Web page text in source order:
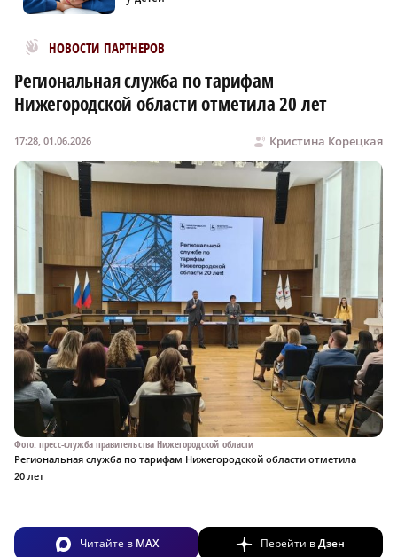
НОВОСТИ ПАРТНЕРОВ
Новости МирТесен
Региональная служба по тарифам
Нижегородской области отметила 20 лет
Кристина Корецкая
17:28, 01.06.2026
Фото: пресс-служба правительства Нижегородской области
Региональная служба по тарифам Нижегородской области отметила
20 лет
Читайте в MAX Перейти вДзен